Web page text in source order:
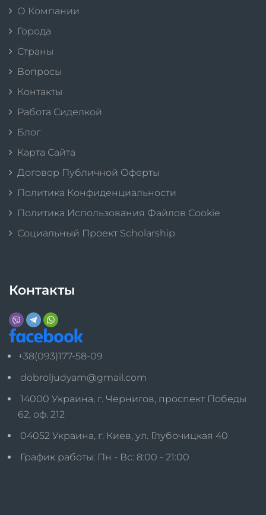
О Компании
Города
Страны
Вопросы
Контакты
Работа Сиделкой
Блог
Карта Сайта
Договор Публичной Оферты
Политика Конфиденциальности
Политика Использования Файлов Cookie
Социальный Проект Scholarship
Контакты
+38(093)177-58-09
dobroljudyam@gmail.com
14000 Украина, г. Чернигов, проспект Победы
62, оф. 212
04052 Украина, г. Киев, ул. Глубочицкая 40
График работы: Пн - Вс: 8:00 - 21:00